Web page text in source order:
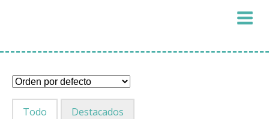
Todo Destacados